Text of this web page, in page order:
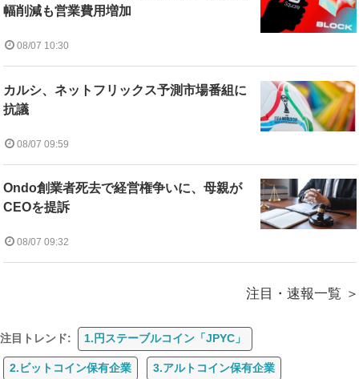
幅削減も営業費用増加
08/07 10:30
カルシ、ネットフリックス予測市場番組に
抗議
08/07 09:59
Ondo創業者死去で経営権争いに、母親が
CEOを提訴
08/07 09:32
注目・速報一覧
注目トレンド: 1.円ステーブルコイン「JPYC」
2.ビットコイン保有企業 3.アルトコイン保有企業